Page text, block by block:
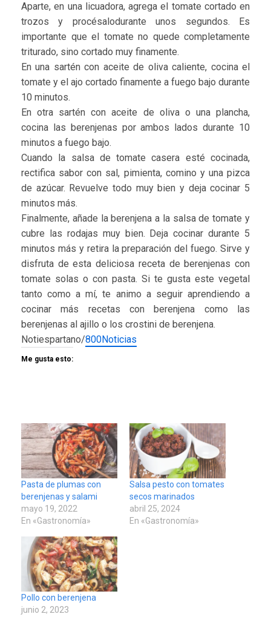
Aparte, en una licuadora, agrega el tomate cortado en
trozos y procésalodurante unos segundos. Es
importante que el tomate no quede completamente
triturado, sino cortado muy finamente.
En una sartén con aceite de oliva caliente, cocina el
tomate y el ajo cortado finamente a fuego bajo durante
10 minutos.
En otra sartén con aceite de oliva o una plancha,
cocina las berenjenas por ambos lados durante 10
minutos a fuego bajo.
Cuando la salsa de tomate casera esté cocinada,
rectifica sabor con sal, pimienta, comino y una pizca
de azúcar. Revuelve todo muy bien y deja cocinar 5
minutos más.
Finalmente, añade la berenjena a la salsa de tomate y
cubre las rodajas muy bien. Deja cocinar durante 5
minutos más y retira la preparación del fuego. Sirve y
disfruta de esta deliciosa receta de berenjenas con
tomate solas o con pasta. Si te gusta este vegetal
tanto como a mí, te animo a seguir aprendiendo a
cocinar más recetas con berenjena como las
berenjenas al ajillo o los crostini de berenjena.
Notiespartano/800Noticias
Me gusta esto:
Pasta de plumas con
berenjenas y salami
mayo 19, 2022
En «Gastronomía»
Salsa pesto con tomates
secos marinados
abril 25, 2024
En «Gastronomía»
Pollo con berenjena
junio 2, 2023